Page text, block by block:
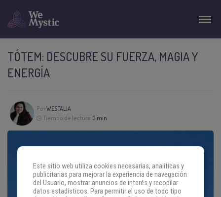
TÓTEM: DESCUBRE SU FUERZA, MAGIA Y
ENERGÍA
PorWESTALIA
Tiempo de lectura: 3 min
Este sitio web utiliza cookies necesarias, analíticas y
publicitarias para mejorar la experiencia de navegación
del Usuario, mostrar anuncios de interés y recopilar
datos estadísticos. Para permitir el uso de todo tipo